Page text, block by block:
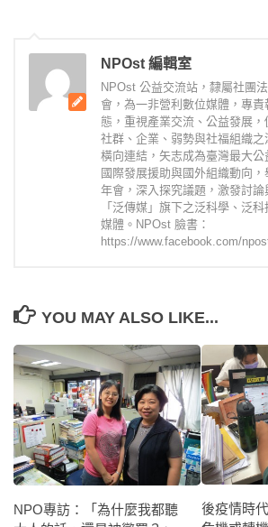
NPOst 編輯室
NPOst 公益交流站，隸屬社團
會，為一非營利數位媒體，專
態，重視產業交流、公益發展，
社群、企業、弱勢與社福組織
橫向連結，矢志成為臺灣最大
國際發展援助與國外組織動向
年會，深入探究議題，激發討
「泛傳媒」旗下之泛科學、泛
媒體。NPOst 臉書：
https://www.facebook.com/
YOU MAY ALSO LIKE...
NPO專訪：「為什麼我都聽
後疫情時